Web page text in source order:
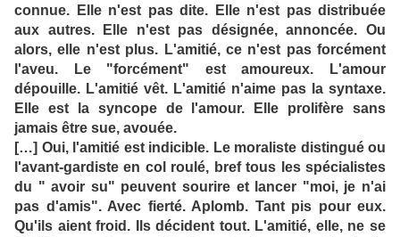
connue. Elle n'est pas dite. Elle n'est pas distribuée
aux autres. Elle n'est pas désignée, annoncée. Ou
alors, elle n'est plus. L'amitié, ce n'est pas forcément
l'aveu. Le "forcément" est amoureux. L'amour
dépouille. L'amitié vêt. L'amitié n'aime pas la syntaxe.
Elle est la syncope de l'amour. Elle prolifère sans
jamais être sue, avouée.
[…] Oui, l'amitié est indicible. Le moraliste distingué ou
l'avant-gardiste en col roulé, bref tous les spécialistes
du " avoir su" peuvent sourire et lancer "moi, je n'ai
pas d'amis". Avec fierté. Aplomb. Tant pis pour eux.
Qu'ils aient froid. Ils décident tout. L'amitié, elle, ne se